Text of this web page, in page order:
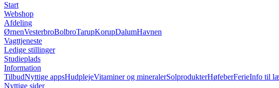
Start
Webshop
Afdeling
ØrnenVesterbroBolbroTarupKorupDalumHavnen
Vagttjeneste
Ledige stillinger
Studieplads
Information
TilbudNyttige appsHudplejeVitaminer og mineralerSolprodukterHøfeberFerieInfo til
Nyttige sider